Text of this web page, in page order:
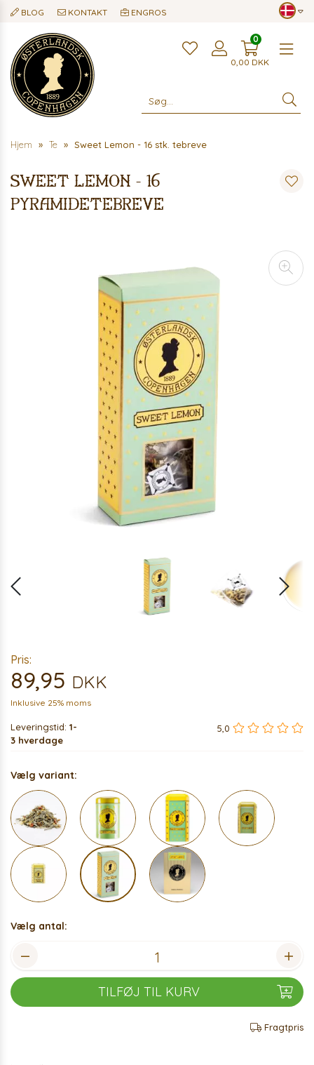
BLOG KONTAKT ENGROS
0,00 DKK
0
Hjem Te Sweet Lemon - 16 stk. tebreve
Sweet Lemon - 16
pyramidetebreve
Pris:
89,95 DKK
Inklusive 25% moms
Leveringstid: 1-
3 hverdage
5,0
Vælg variant:
Vælg antal:
TILFØJ TIL KURV
Fragtpris